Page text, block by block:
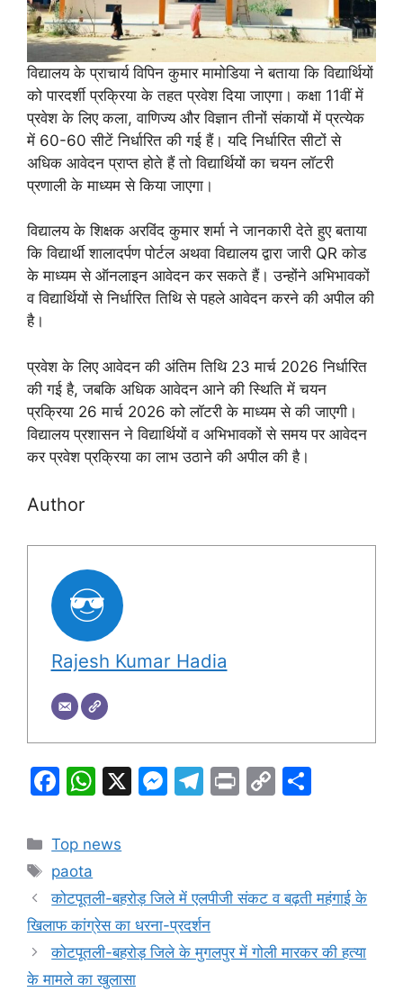
विद्यालय के प्राचार्य विपिन कुमार मामोडिया ने बताया कि विद्यार्थियों
को पारदर्शी प्रक्रिया के तहत प्रवेश दिया जाएगा। कक्षा 11वीं में
प्रवेश के लिए कला, वाणिज्य और विज्ञान तीनों संकायों में प्रत्येक
में 60-60 सीटें निर्धारित की गई हैं। यदि निर्धारित सीटों से
अधिक आवेदन प्राप्त होते हैं तो विद्यार्थियों का चयन लॉटरी
प्रणाली के माध्यम से किया जाएगा।
विद्यालय के शिक्षक अरविंद कुमार शर्मा ने जानकारी देते हुए बताया
कि विद्यार्थी शालादर्पण पोर्टल अथवा विद्यालय द्वारा जारी QR कोड
के माध्यम से ऑनलाइन आवेदन कर सकते हैं। उन्होंने अभिभावकों
व विद्यार्थियों से निर्धारित तिथि से पहले आवेदन करने की अपील की
है।
प्रवेश के लिए आवेदन की अंतिम तिथि 23 मार्च 2026 निर्धारित
की गई है, जबकि अधिक आवेदन आने की स्थिति में चयन
प्रक्रिया 26 मार्च 2026 को लॉटरी के माध्यम से की जाएगी।
विद्यालय प्रशासन ने विद्यार्थियों व अभिभावकों से समय पर आवेदन
कर प्रवेश प्रक्रिया का लाभ उठाने की अपील की है।
Author
Rajesh Kumar Hadia
F
c
e
b
o
o
k
W
at
A
p
p
X
M
e
n
g
T
a
m
Pr C
Li
k
Categories
Top news
Tags
paota
कोटपूतली-बहरोड़ जिले में एलपीजी संकट व बढ़ती महंगाई के
खिलाफ कांग्रेस का धरना-प्रदर्शन
कोटपूतली-बहरोड़ जिले के मुगलपुर में गोली मारकर की हत्या
के मामले का खुलासा